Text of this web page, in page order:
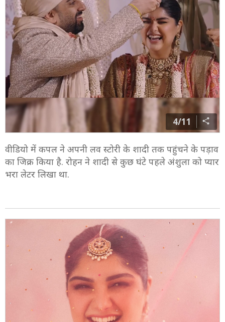
4/11
वीडियो में कपल ने अपनी लव स्टोरी के शादी तक पहुंचने के पड़ाव
का जिक्र किया है. रोहन ने शादी से कुछ घंटे पहले अंशुला को प्यार
भरा लेटर लिखा था.